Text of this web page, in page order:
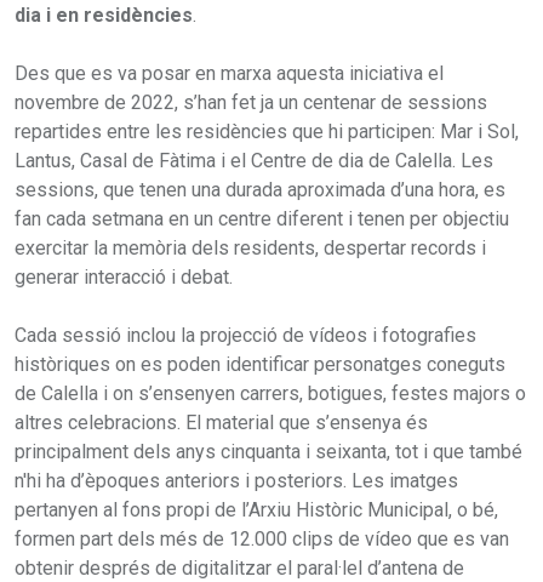
dia i en residències.
Des que es va posar en marxa aquesta iniciativa el
novembre de 2022, s’han fet ja un centenar de sessions
repartides entre les residències que hi participen: Mar i Sol,
Lantus, Casal de Fàtima i el Centre de dia de Calella. Les
sessions, que tenen una durada aproximada d’una hora, es
fan cada setmana en un centre diferent i tenen per objectiu
exercitar la memòria dels residents, despertar records i
generar interacció i debat.
Cada sessió inclou la projecció de vídeos i fotografies
històriques on es poden identificar personatges coneguts
de Calella i on s’ensenyen carrers, botigues, festes majors o
altres celebracions. El material que s’ensenya és
principalment dels anys cinquanta i seixanta, tot i que també
n'hi ha d’èpoques anteriors i posteriors. Les imatges
pertanyen al fons propi de l’Arxiu Històric Municipal, o bé,
formen part dels més de 12.000 clips de vídeo que es van
obtenir després de digitalitzar el paral·lel d’antena de